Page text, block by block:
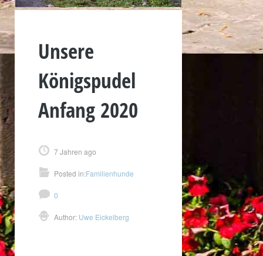
Unsere
Königspudel
Anfang 2020
7 Jahren ago
Posted in:Familienhunde
0
Author: Uwe Eickelberg